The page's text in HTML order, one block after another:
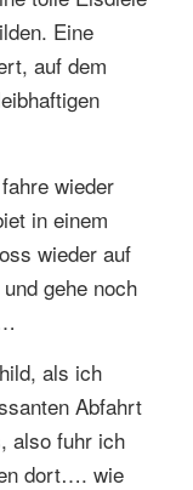
Eine
auf dem
wieder
in einem
wieder auf
gehe noch
als ich
Abfahrt
also fuhr ich
dort…. wie